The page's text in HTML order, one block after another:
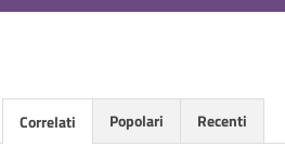
Correlati Popolari Recenti